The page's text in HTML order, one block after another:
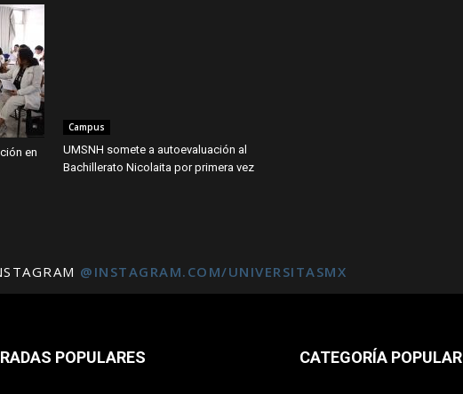
en
Campus
UMSNH somete a autoevaluación al
Bachillerato Nicolaita por primera vez
@INSTAGRAM.COM/UNIVERSITASMX
POPULARES CATEGORÍA POPULAR